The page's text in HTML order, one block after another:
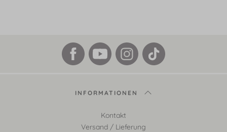
INFORMATIONEN
Kontakt
Versand / Lieferung